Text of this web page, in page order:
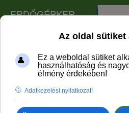
ERDŐGÉPKER
Keresés: